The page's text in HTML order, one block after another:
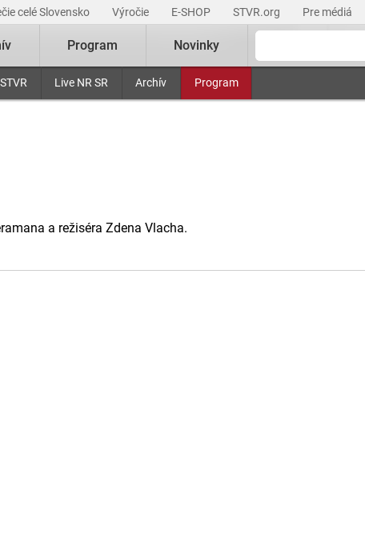
celé Slovensko Výročie E-SHOP STVR.org Pre médiá
Live NR SR Archív Program
Program Novinky
a režiséra Zdena Vlacha.